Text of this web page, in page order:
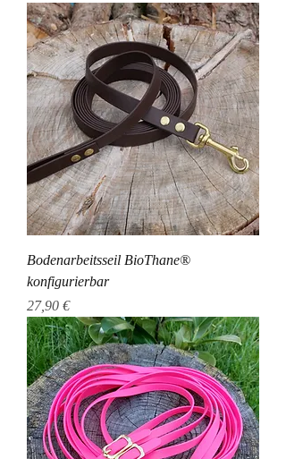
Bodenarbeitsseil BioThane®
konfigurierbar
Preis
27,90 €